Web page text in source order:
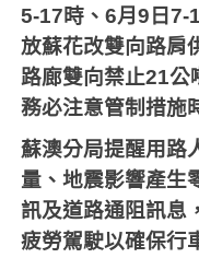
5-17時、6月9 日7-
放蘇花改雙向路肩
路廊雙向禁止21公
務必注意管制措施
蘇澳分局提醒用路
量、地震影響產生
訊及道路通阻訊息
疲勞駕駛以確保行